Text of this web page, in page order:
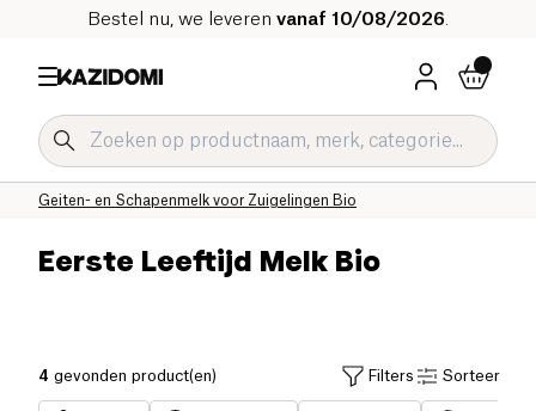
Bestel nu, we leveren vanaf 10/08/2026
Geiten- en Schapenmelk voor Zuigelingen Bio
Zuigelingenmelk Bio
Baby & Kind Bio
Home
Eerste Leeftijd Melk Bio
4 gevonden product(en) Filters Sorteer